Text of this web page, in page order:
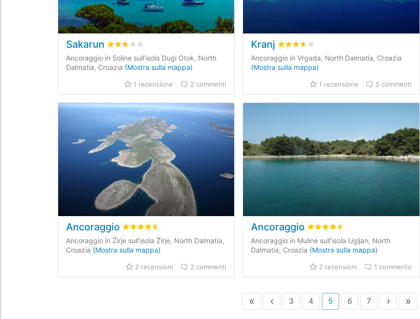
Sakarun Valutato2.7 recensioni dei clienti
Ancoraggio in Soline sull’isola Dugi Otok, North
Dalmatia, Croazia (Mostra sulla mappa)
1 recensione 2 commenti
Kranj Valutato3.6 recensioni
Ancoraggio in Vrgada, North Dalmatia, Croazia
(Mostra sulla mappa)
1 recensione 5 commenti
Ancoraggio Valutato4.5 recensioni dei clienti
Ancoraggio in Žirje sull’isola Žirje, North Dalmatia,
Croazia (Mostra sulla mappa)
2 recensioni 2 commenti
Ancoraggio Valutato4.5
Ancoraggio in Muline sull’isola Ugljan, North
Dalmatia, Croazia (Mostra sulla mappa)
2 recensioni 1 commento
« ‹ 3 4 5 6 7 › »